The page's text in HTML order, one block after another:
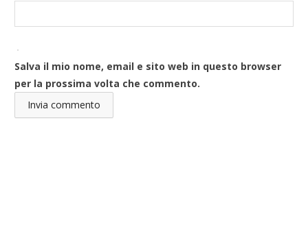
Salva il mio nome, email e sito web in questo browser
per la prossima volta che commento.